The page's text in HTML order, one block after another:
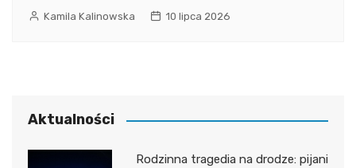
Kamila Kalinowska 10 lipca 2026
Aktualności
Rodzinna tragedia na drodze: pijani